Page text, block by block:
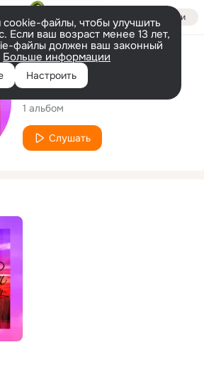
Войти
файлы, чтобы улучшить
Если ваш возраст менее 13 лет,
файлы должен ваш законный
Больше информации
Настроить
Исполнитель
Rosemary Olson
1 альбом
Слушать